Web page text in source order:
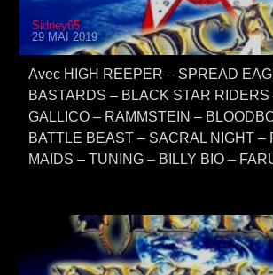
Sidney65
29 MAI 2019
Avec HIGH REEPER – SPREAD
BASTARDS – BLACK STAR RIDERS
GALLICO – RAMMSTEIN –
BATTLE BEAST – SACRAL NIGHT –
MAIDS – TUNING – BILLY BIO –